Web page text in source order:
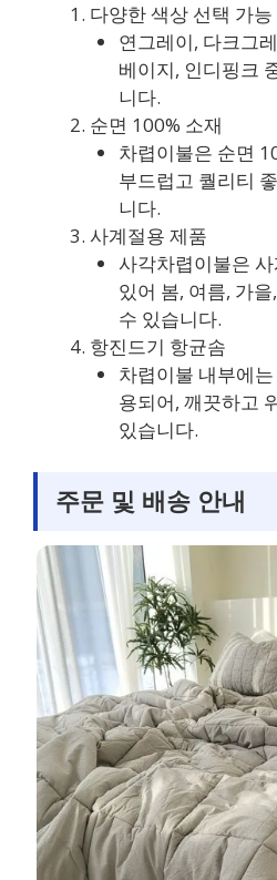
다양한 색상 선택 가능
연그레이, 다크그
베이지, 인디핑크
니다.
순면 100% 소재
차렵이불은 순면
부드럽고 퀄리티
니다.
사계절용 제품
사각차렵이불은
있어 봄, 여름, 가
수 있습니다.
항진드기 항균솜
차렵이불 내부에
용되어, 깨끗하고
있습니다.
주문 및 배송 안내